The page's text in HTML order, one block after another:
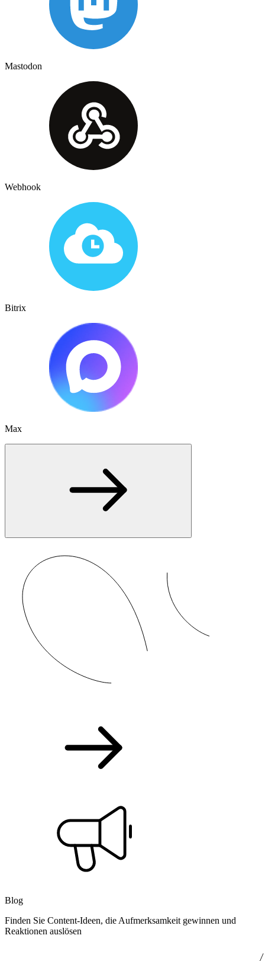
Mastodon
Webhook
Bitrix
Max
Blog
Finden Sie Content-Ideen, die Aufmerksamkeit gewinnen und
Reaktionen auslösen